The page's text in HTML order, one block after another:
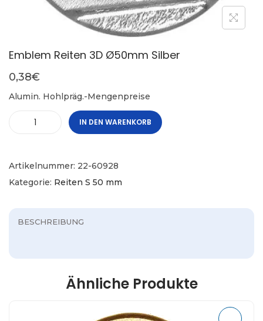
Emblem Reiten 3D Ø50mm Silber
0,38€
Alumin. Hohlpräg.-Mengenpreise
IN DEN WARENKORB
Artikelnummer: 22-60928
Kategorie: Reiten S 50 mm
BESCHREIBUNG
Ähnliche Produkte